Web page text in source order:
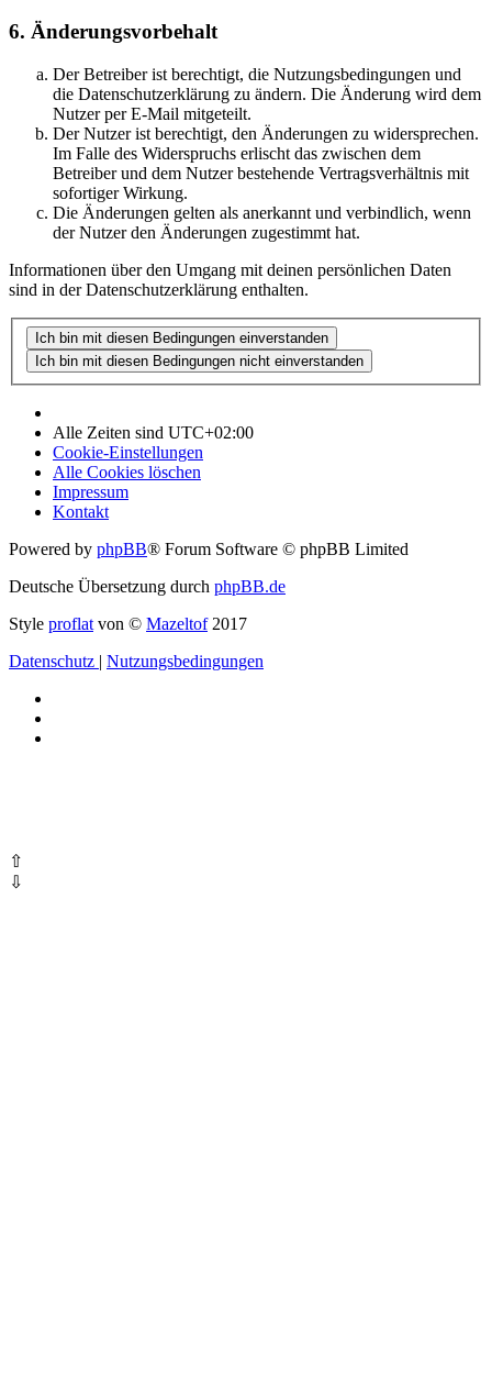
6. Änderungsvorbehalt
Der Betreiber ist berechtigt, die Nutzungsbedingungen und
die Datenschutzerklärung zu ändern. Die Änderung wird dem
Nutzer per E-Mail mitgeteilt.
Der Nutzer ist berechtigt, den Änderungen zu widersprechen.
Im Falle des Widerspruchs erlischt das zwischen dem
Betreiber und dem Nutzer bestehende Vertragsverhältnis mit
sofortiger Wirkung.
Die Änderungen gelten als anerkannt und verbindlich, wenn
der Nutzer den Änderungen zugestimmt hat.
Informationen über den Umgang mit deinen persönlichen Daten
sind in der Datenschutzerklärung enthalten.
Alle Zeiten sind UTC+02:00
Cookie-Einstellungen
Alle Cookies löschen
Impressum
Kontakt
Powered by phpBB® Forum Software © phpBB Limited
Deutsche Übersetzung durch phpBB.de
Style proflat von © Mazeltof2017
Datenschutz | Nutzungsbedingungen
⇧
⇩